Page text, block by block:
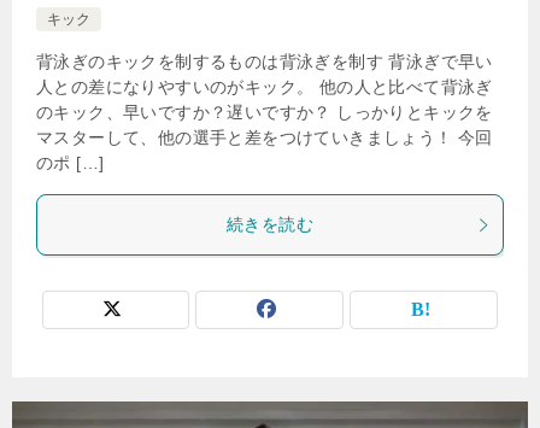
キック
背泳ぎのキックを制するものは背泳ぎを制す 背泳ぎで早い
人との差になりやすいのがキック。 他の人と比べて背泳ぎ
のキック、早いですか？遅いですか？ しっかりとキックを
マスターして、他の選手と差をつけていきましょう！ 今回
のポ […]
続きを読む